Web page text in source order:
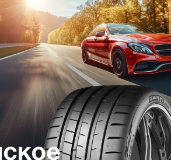
Профиль
Все
Диаметр
Все
Подобрать шины
диагностика автомобиля